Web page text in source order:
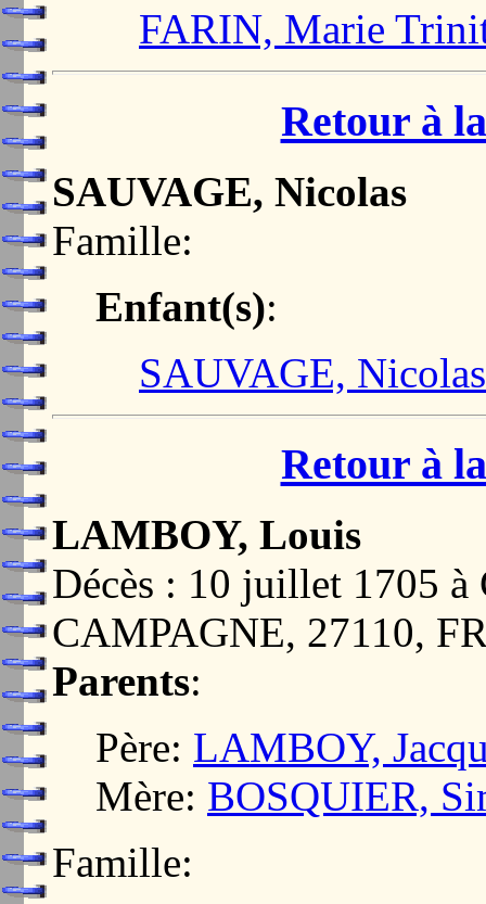
FARIN, Marie
Retour à
SAUVAGE, Nicolas
Famille:
Enfant(s):
SAUVAGE, Nicolas
Retour à
LAMBOY, Louis
Décès : 10 juillet 1705
CAMPAGNE, 27110,
Parents:
Père: LAMBOY,
Mère: BOSQUIER,
Famille: